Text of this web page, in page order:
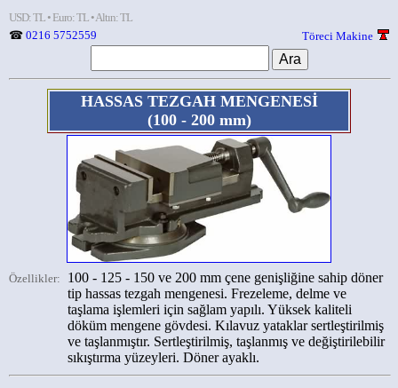
USD: TL • Euro: TL • Altın: TL
☎ 0216 5752559 Töreci Makine
HASSAS TEZGAH MENGENESİ
(100 - 200 mm)
Özellikler:
100 - 125 - 150 ve 200 mm çene genişliğine sahip döner
tip hassas tezgah mengenesi. Frezeleme, delme ve
taşlama işlemleri için sağlam yapılı. Yüksek kaliteli
döküm mengene gövdesi. Kılavuz yataklar sertleştirilmiş
ve taşlanmıştır. Sertleştirilmiş, taşlanmış ve değiştirilebilir
sıkıştırma yüzeyleri. Döner ayaklı.